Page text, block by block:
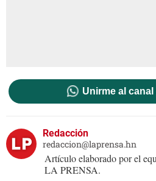
Unirme al
Redacción
redaccion@laprensa.hn
Artículo elaborado por el
LA PRENSA.